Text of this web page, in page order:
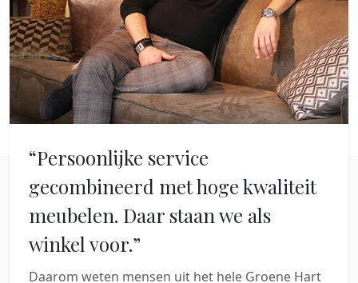
“Persoonlijke service
gecombineerd met hoge kwaliteit
meubelen. Daar staan we als
winkel voor.”
Daarom weten mensen uit het hele Groene Hart